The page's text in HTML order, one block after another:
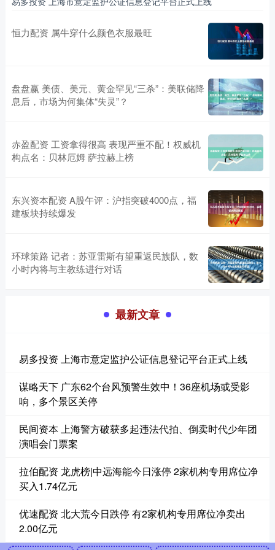
恒力配资 属牛穿什么颜色衣服最旺
盘盘赢 美债、美元、黄金罕见“三杀”：美联储降
息后，市场为何集体“失灵”？
赤盈配资 工资拿得很高 表现严重不配！权威机
构点名：贝林厄姆 萨拉赫上榜
东兴资本配资 A股午评：沪指突破4000点，福
建板块持续爆发
环球策路 记者：苏亚雷斯有望重返民族队，数
小时内将与主教练进行对话
最新文章
易多投资 上海市意定监护公证信息登记平台正式上线
谋略天下 广东62个台风预警生效中！36座机场或受影
响，多个景区关停
民间资本 上海警方破获多起违法代拍、倒卖时代少年团
演唱会门票案
拉伯配资 龙虎榜|中远海能今日涨停 2家机构专用席位净
买入1.74亿元
优速配资 北大荒今日跌停 有2家机构专用席位净卖出
2.00亿元